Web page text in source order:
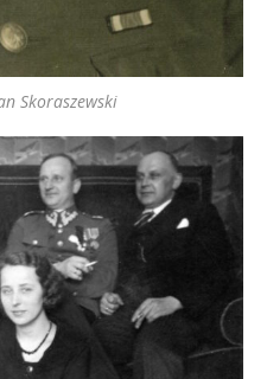
Skoraszewski